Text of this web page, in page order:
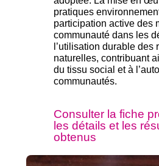
pratiques
participation active des
communauté dans les
l’utilisation durable des
naturelles, contribuant
du tissu social et à
communautés.
Consulter la fiche
les détails et les
obtenus